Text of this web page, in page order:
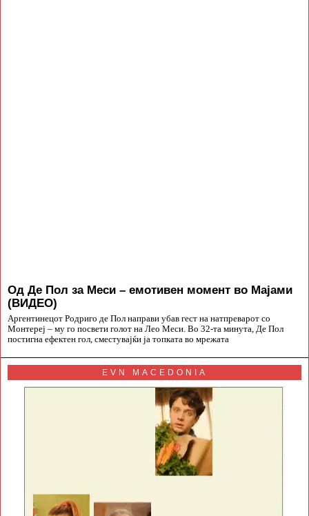
Од Де Пол за Меси – емотивен момент во Мајами
(ВИДЕО)
Аргентинецот Родриго де Пол направи убав гест на натпреварот со
Монтереј – му го посвети голот на Лео Меси. Во 32-та минута, Де Пол
постигна ефектен гол, сместувајќи ја топката во мрежата
EVN MACEDONIA